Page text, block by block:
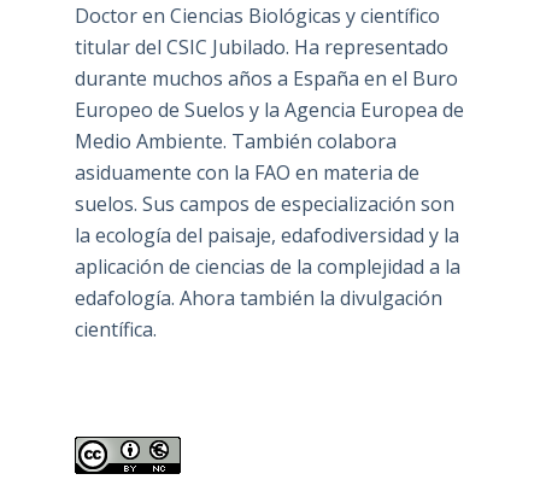
Doctor en Ciencias Biológicas y científico
titular del CSIC Jubilado. Ha representado
durante muchos años a España en el Buro
Europeo de Suelos y la Agencia Europea de
Medio Ambiente. También colabora
asiduamente con la FAO en materia de
suelos. Sus campos de especialización son
la ecología del paisaje, edafodiversidad y la
aplicación de ciencias de la complejidad a la
edafología. Ahora también la divulgación
científica.